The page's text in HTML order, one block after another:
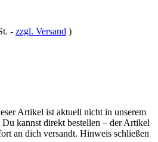
- zzgl. Versand )
Artikel ist aktuell nicht in unserem
kannst direkt bestellen – der Artikel
an dich versandt. Hinweis schließen